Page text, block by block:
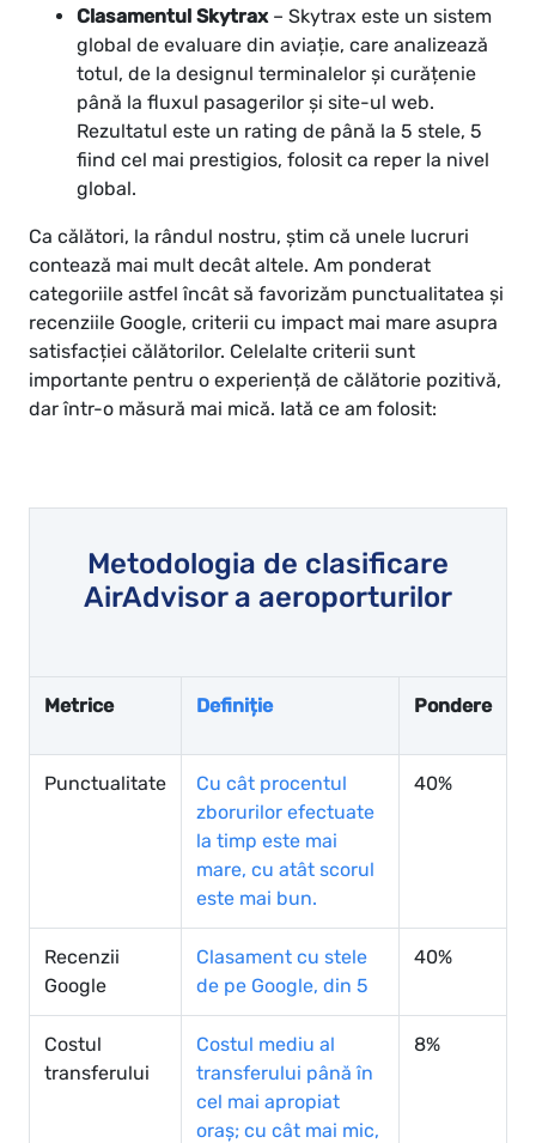
Clasamentul Skytrax– Skytrax este un sistem
global de evaluare din aviație, care analizează
totul, de la designul terminalelor și curățenie
până la fluxul pasagerilor și site-ul web.
Rezultatul este un rating de până la 5 stele, 5
fiind cel mai prestigios, folosit ca reper la nivel
global.
Ca călători, la rândul nostru, știm că unele lucruri
contează mai mult decât altele. Am ponderat
categoriile astfel încât să favorizăm punctualitatea și
recenziile Google, criterii cu impact mai mare asupra
satisfacției călătorilor. Celelalte criterii sunt
importante pentru o experiență de călătorie pozitivă,
dar într-o măsură mai mică. Iată ce am folosit:
Metodologia de clasificare
AirAdvisor a aeroporturilor
Metrice Definiție Pondere
Punctualitate
Cu cât procentul
zborurilor efectuate
la timp este mai
mare, cu atât scorul
este mai bun.
40%
Recenzii
Google
Clasament cu stele
de pe Google, din 5
40%
Costul
transferului
Costul mediu al
transferului până în
cel mai apropiat
oraș; cu cât mai mic,
8%